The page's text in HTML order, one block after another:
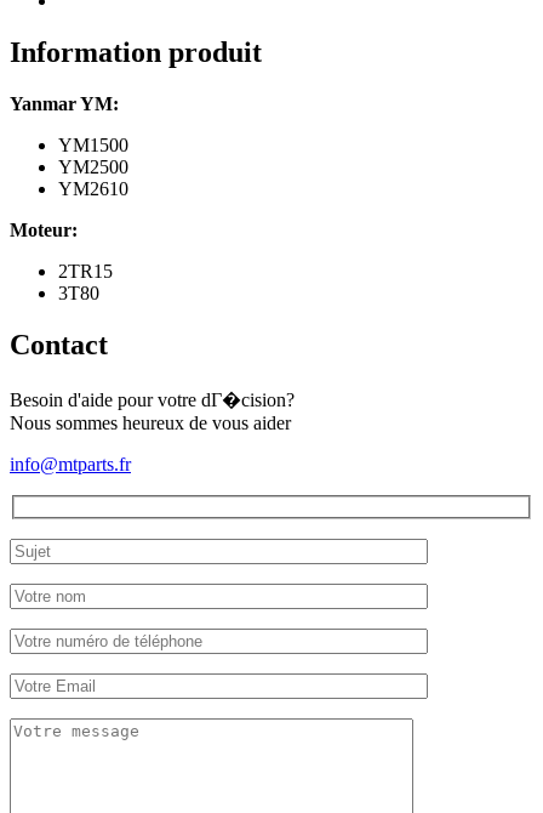
Information produit
Yanmar YM:
YM1500
YM2500
YM2610
Moteur:
2TR15
3T80
Contact
Besoin d'aide pour votre dГ�cision?
Nous sommes heureux de vous aider
info@mtparts.fr